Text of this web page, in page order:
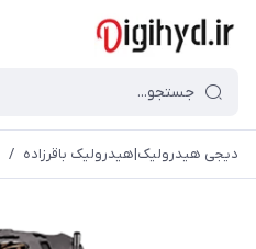
دیجی هیدرولیک|هیدرولیک باقرزاده /